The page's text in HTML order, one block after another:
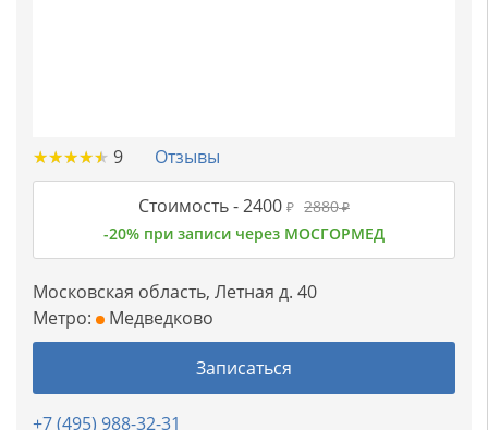
★★★★★
★★★★★ 9 Отзывы
Стоимость -2400 ₽ 2880₽
-20% при записи через МОСГОРМЕД
Московская область, Летная д. 40
Метро:
Медведково
Записаться
+7 (495) 988-32-31